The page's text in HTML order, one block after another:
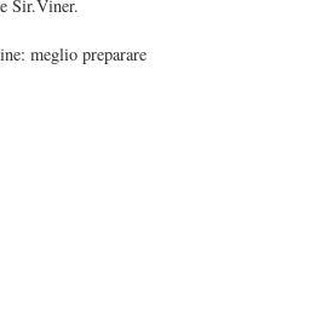
Sir.Viner.
meglio preparare